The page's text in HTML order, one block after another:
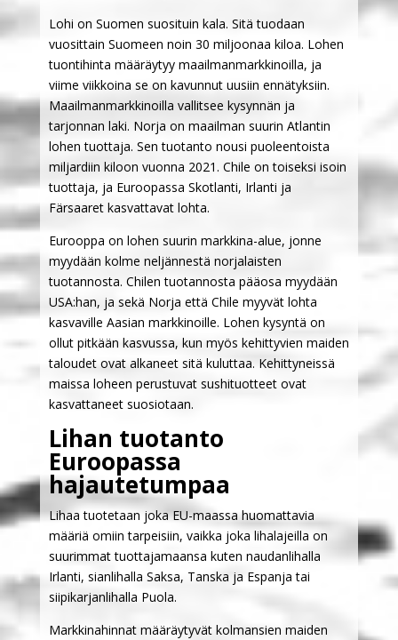
Lohi on Suomen suosituin kala. Sitä tuodaan
vuosittain Suomeen noin 30 miljoonaa kiloa. Lohen
tuontihinta määräytyy maailmanmarkkinoilla, ja
viime viikkoina se on kavunnut uusiin ennätyksiin.
Maailmanmarkkinoilla vallitsee kysynnän ja
tarjonnan laki. Norja on maailman suurin Atlantin
lohen tuottaja. Sen tuotanto nousi puoleentoista
miljardiin kiloon vuonna 2021. Chile on toiseksi isoin
tuottaja, ja Euroopassa Skotlanti, Irlanti ja
Färsaaret kasvattavat lohta.
Eurooppa on lohen suurin markkina-alue, jonne
myydään kolme neljännestä norjalaisten
tuotannosta. Chilen tuotannosta pääosa myydään
USA:han, ja sekä Norja että Chile myyvät lohta
kasvaville Aasian markkinoille. Lohen kysyntä on
ollut pitkään kasvussa, kun myös kehittyvien maiden
taloudet ovat alkaneet sitä kuluttaa. Kehittyneissä
maissa loheen perustuvat sushituotteet ovat
kasvattaneet suosiotaan.
Lihan tuotanto
Euroopassa
hajautetumpaa
Lihaa tuotetaan joka EU-maassa huomattavia
määriä omiin tarpeisiin, vaikka joka lihalajeilla on
suurimmat tuottajamaansa kuten naudanlihalla
Irlanti, sianlihalla Saksa, Tanska ja Espanja tai
siipikarjanlihalla Puola.
Markkinahinnat määräytyvät kolmansien maiden